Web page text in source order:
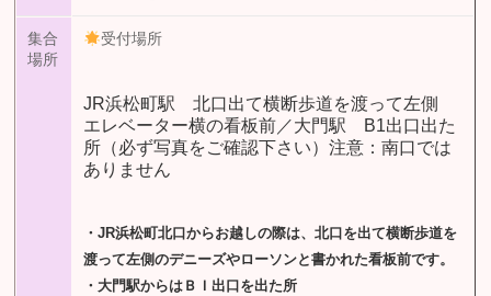
集合
場所
受付場所
JR浜松町駅 北口出て横断歩道を渡って左側
エレベーター横の看板前／大門駅 B1出口出た
所（必ず写真をご確認下さい）注意：南口では
ありません
・JR浜松町北口からお越しの際は、北口を出て横断歩道を
渡って左側のデニーズやローソンと書かれた看板前です。
・大門駅からはＢＩ出口を出た所